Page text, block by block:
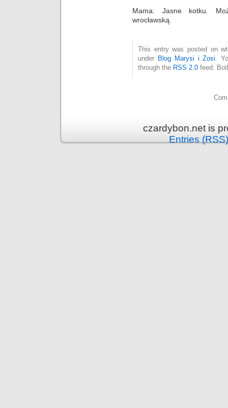
Mama: Jasne kotku.
wrocławską.
This entry was posted on
under Blog Marysi i Zosi.
through the RSS 2.0 feed.
czardybon.net is
Entries (RSS)